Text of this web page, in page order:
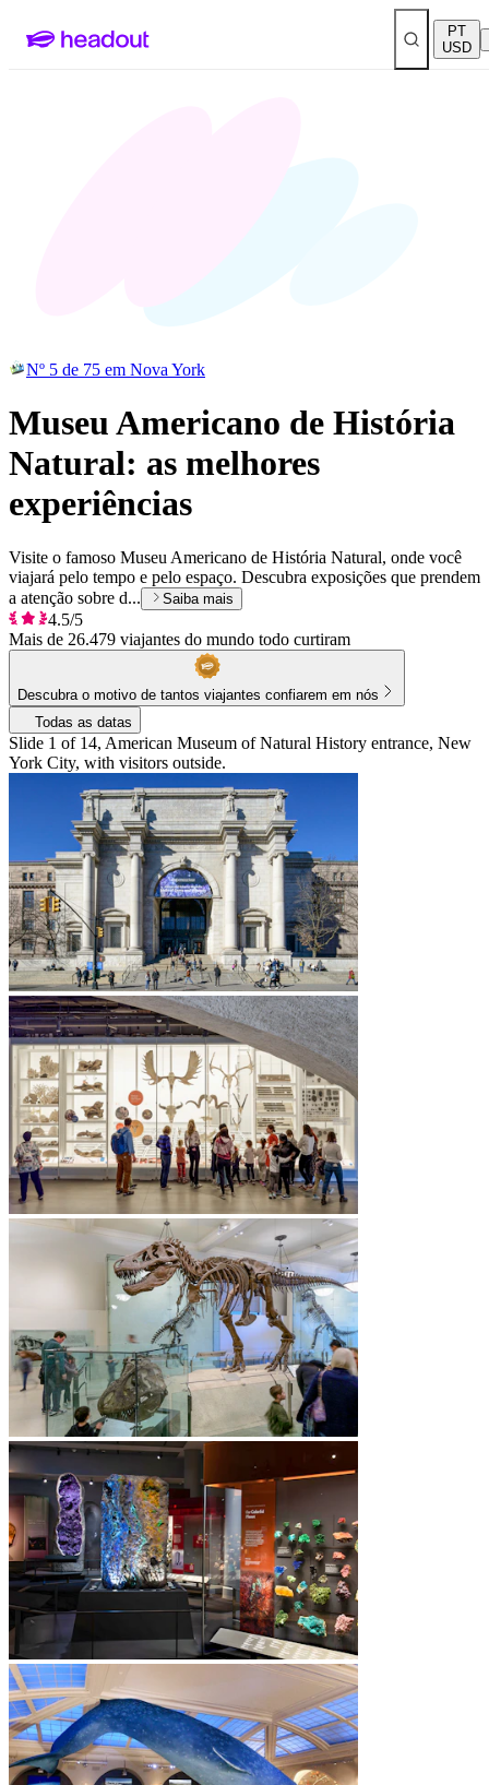
PT
USD
Nº 5 de 75 em Nova York
Museu Americano de História
Natural: as melhores
experiências
Visite o famoso Museu Americano de História Natural, onde você
viajará pelo tempo e pelo espaço. Descubra exposições que prendem
a atenção sobre d...
Saiba mais
4.5/5
Mais de 26.479 viajantes do mundo todo curtiram
Descubra o motivo de tantos viajantes confiarem em nós
Todas as datas
Slide 1 of 14, American Museum of Natural History entrance, New
York City, with visitors outside.